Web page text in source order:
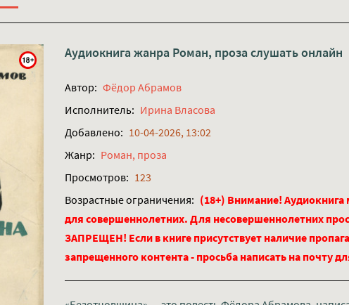
Аудиокнига жанра Роман, проза слушать онлайн
Автор: Фёдор Абрамов
Исполнитель: Ирина Власова
Добавлено: 10-04-2026, 13:02
Жанр: Роман, проза
Просмотров: 123
Возрастные ограничения: (18+) Внимание!
для совершеннолетних. Для несовершеннолетних
ЗАПРЕЩЕН! Если в книге присутствует наличие
запрещенного контента - просьба написать на почту